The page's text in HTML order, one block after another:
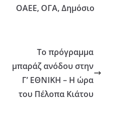
ΟΑΕΕ, ΟΓΑ, Δημόσιο
Το πρόγραμμα
μπαράζ ανόδου στην
Γ’ ΕΘΝΙΚΗ – Η ώρα
του Πέλοπα Κιάτου